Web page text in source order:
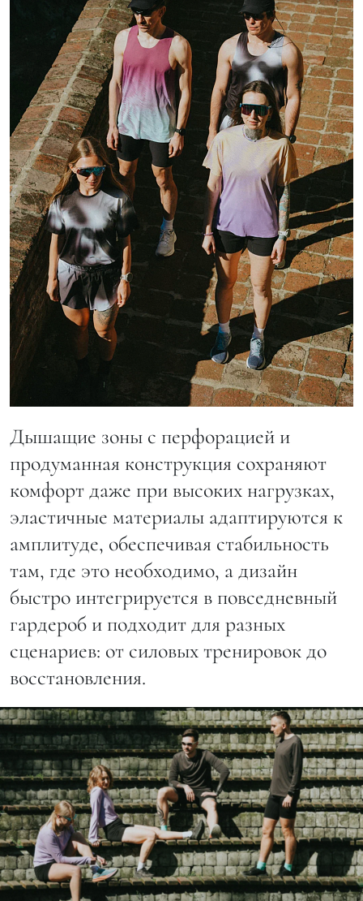
Дышащие зоны с перфорацией и
продуманная конструкция сохраняют
комфорт даже при высоких нагрузках,
эластичные материалы адаптируются к
амплитуде, обеспечивая стабильность
там, где это необходимо, а дизайн
быстро интегрируется в повседневный
гардероб и подходит для разных
сценариев: от силовых тренировок до
восстановления.